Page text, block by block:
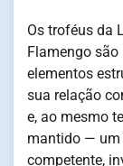
Os troféus da
Flamengo
elementos
sua relação
e, ao mesmo
mantido — um
competente,